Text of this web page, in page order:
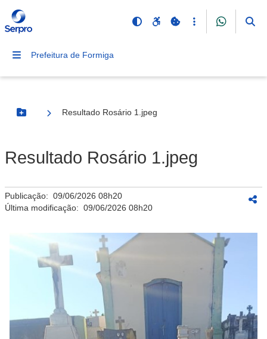
Prefeitura de Formiga
Botão Menu
Resultado Rosário 1.jpeg
Resultado Rosário 1.jpeg
Publicação: 09/06/2026 08h20
Última modificação: 09/06/2026 08h20